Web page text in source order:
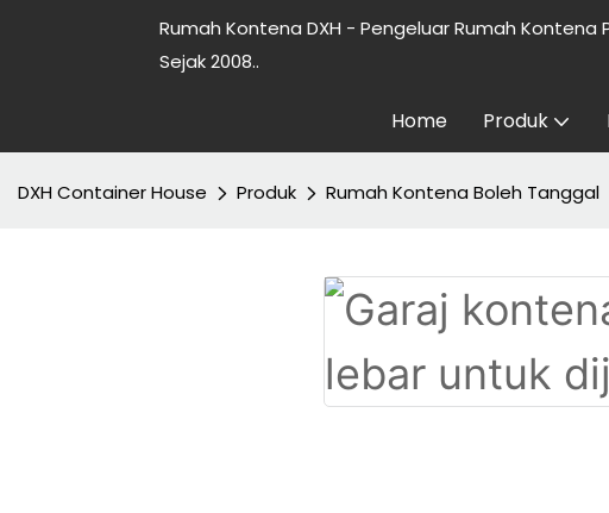
Rumah Kontena DXH - Pengeluar Rumah Kontena
Sejak 2008..
Home Produk
DXH Container House Produk Rumah Kontena Boleh Tanggal